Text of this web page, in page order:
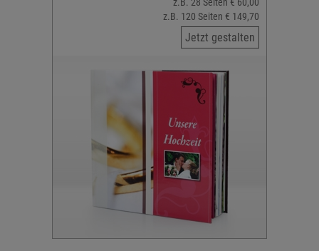
z.B. 120 Seiten € 149,70
Jetzt gestalten